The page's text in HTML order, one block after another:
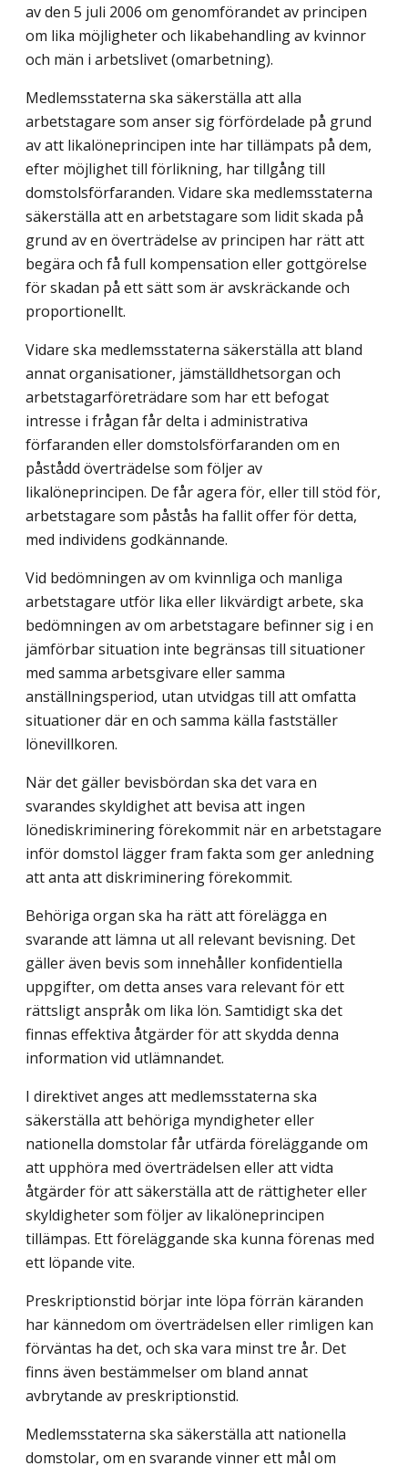
av den 5 juli 2006 om genomförandet av principen
om lika möjligheter och likabehandling av kvinnor
och män i arbetslivet (omarbetning).
Medlemsstaterna ska säkerställa att alla
arbetstagare som anser sig förfördelade på grund
av att likalöneprincipen inte har tillämpats på dem,
efter möjlighet till förlikning, har tillgång till
domstolsförfaranden. Vidare ska medlemsstaterna
säkerställa att en arbetstagare som lidit skada på
grund av en överträdelse av principen har rätt att
begära och få full kompensation eller gottgörelse
för skadan på ett sätt som är avskräckande och
proportionellt.
Vidare ska medlemsstaterna säkerställa att bland
annat organisationer, jämställdhetsorgan och
arbetstagarföreträdare som har ett befogat
intresse i frågan får delta i administrativa
förfaranden eller domstolsförfaranden om en
påstådd överträdelse som följer av
likalöneprincipen. De får agera för, eller till stöd för,
arbetstagare som påstås ha fallit offer för detta,
med individens godkännande.
Vid bedömningen av om kvinnliga och manliga
arbetstagare utför lika eller likvärdigt arbete, ska
bedömningen av om arbetstagare befinner sig i en
jämförbar situation inte begränsas till situationer
med samma arbetsgivare eller samma
anställningsperiod, utan utvidgas till att omfatta
situationer där en och samma källa fastställer
lönevillkoren.
När det gäller bevisbördan ska det vara en
svarandes skyldighet att bevisa att ingen
lönediskriminering förekommit när en arbetstagare
inför domstol lägger fram fakta som ger anledning
att anta att diskriminering förekommit.
Behöriga organ ska ha rätt att förelägga en
svarande att lämna ut all relevant bevisning. Det
gäller även bevis som innehåller konfidentiella
uppgifter, om detta anses vara relevant för ett
rättsligt anspråk om lika lön. Samtidigt ska det
finnas effektiva åtgärder för att skydda denna
information vid utlämnandet.
I direktivet anges att medlemsstaterna ska
säkerställa att behöriga myndigheter eller
nationella domstolar får utfärda föreläggande om
att upphöra med överträdelsen eller att vidta
åtgärder för att säkerställa att de rättigheter eller
skyldigheter som följer av likalöneprincipen
tillämpas. Ett föreläggande ska kunna förenas med
ett löpande vite.
Preskriptionstid börjar inte löpa förrän käranden
har kännedom om överträdelsen eller rimligen kan
förväntas ha det, och ska vara minst tre år. Det
finns även bestämmelser om bland annat
avbrytande av preskriptionstid.
Medlemsstaterna ska säkerställa att nationella
domstolar, om en svarande vinner ett mål om